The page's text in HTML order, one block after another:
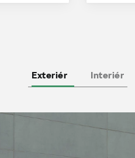
Exteriér Interiér